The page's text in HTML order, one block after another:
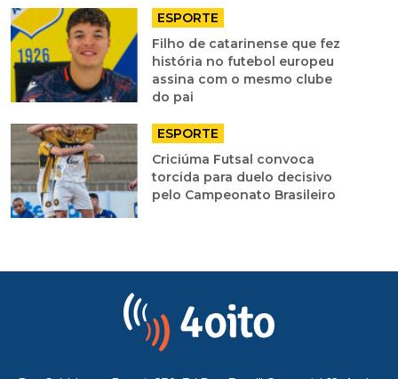
ESPORTE
Filho de catarinense que fez
história no futebol europeu
assina com o mesmo clube
do pai
ESPORTE
Criciúma Futsal convoca
torcida para duelo decisivo
pelo Campeonato Brasileiro